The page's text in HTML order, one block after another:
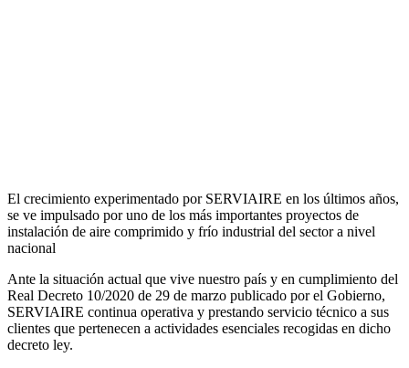
El crecimiento experimentado por SERVIAIRE en los últimos años,
se ve impulsado por uno de los más importantes proyectos de
instalación de aire comprimido y frío industrial del sector a nivel
nacional
Ante la situación actual que vive nuestro país y en cumplimiento del
Real Decreto 10/2020 de 29 de marzo publicado por el Gobierno,
SERVIAIRE continua operativa y prestando servicio técnico a sus
clientes que pertenecen a actividades esenciales recogidas en dicho
decreto ley.